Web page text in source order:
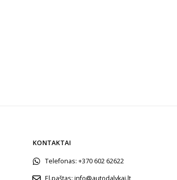
KONTAKTAI
Telefonas: +370 602 62622